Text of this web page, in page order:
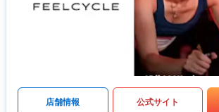
店舗情報 公式サイト